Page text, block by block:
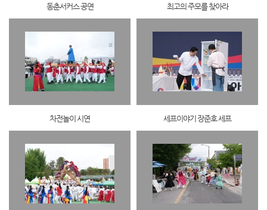
동춘서커스 공연 최고의 주모를 찾아라
차전놀이 시연 세프이야기 장준호 세프